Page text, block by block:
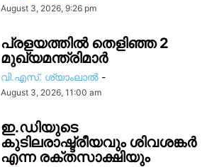
August 3, 2026, 9:26 pm
പ്രളയത്തിൽ തെളിഞ്ഞ 2
മുഖ്യമന്ത്രിമാർ
വി.എസ്. ശ്യാംലാൽ -
August 3, 2026, 11:00 am
ഇ.ഡിയുടെ
കുടിലരാഷ്ട്രീയവും ശിവശങ്കർ
എന്ന രക്തസാക്ഷിയും